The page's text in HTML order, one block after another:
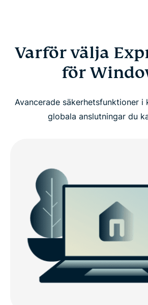
Varför välja
för
Avancerade säkerhetsfunktioner i
globala anslutningar du